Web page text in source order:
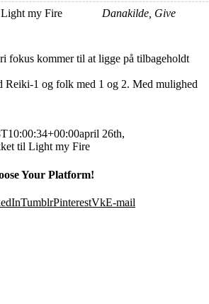
Light my Fire Danakilde, Give
fokus kommer til at ligge på tilbageholdt
Reiki-1 og folk med 1 og 2. Med mulighed
april 26th,
til Light my Fire
Your Platform!
TumblrPinterestVkE-mail